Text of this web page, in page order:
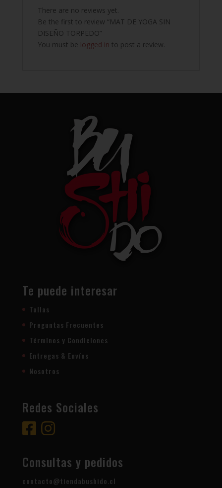
There are no reviews yet.
Be the first to review “MAT DE YOGA SIN
DISEÑO TORPEDO”
You must be logged in to post a review.
Te puede interesar
Tallas
Preguntas Frecuentes
Términos y Condiciones
Entregas & Envíos
Nosotros
Redes Sociales
Consultas y pedidos
contacto@tiendabushido.cl